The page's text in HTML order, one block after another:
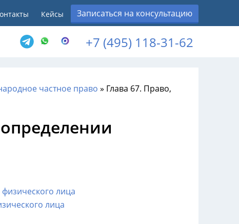
Кейсы Записаться на консультацию
+7 (495) 118-31-62
частное право » Глава 67. Право,
лица
лица